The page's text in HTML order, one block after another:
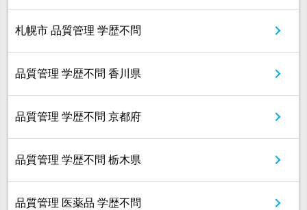
札幌市 品質管理 学歴不問
品質管理 学歴不問 香川県
品質管理 学歴不問 京都府
品質管理 学歴不問 栃木県
品質管理 医薬品 学歴不問